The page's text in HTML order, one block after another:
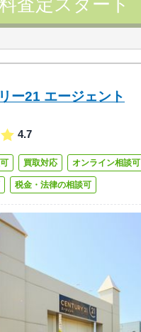
査定スタート
ー21 エージェント
4.7
買取対応 オンライン相談可
税金・法律の相談可